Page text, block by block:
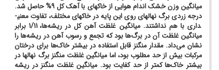
میانگین وزن خشک اندام هوایی از خاک­های با آهک کل 9% حاصل شد.
درجه زردی برگ نهال­های روی این پایه در خاک­های مختلف، تفاوت معنی­
داری با هم نداشتند. میانگین غلظت آهن کل در ریشه‌ها، 1/11 برابر
میانگین غلظت آن در برگ‌ها بود که تجمع و رسوب آهن در ریشه‌ها را
نشان می‌داد. مقدار منگنز قابل استفاده در بیشتر خاک‌ها برای درختان
مرکبات بیش از حد مطلوب بود، اما میانگین غلظت منگنز برگ نهال­ها در
بیشتر خاک‌ها کمتر از حد کفایت بود. میانگین غلظت منگنز در ریشه